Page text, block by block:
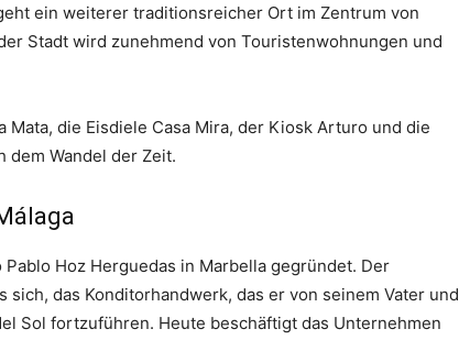
ein weiterer traditionsreicher Ort im Zentrum von
Stadt wird zunehmend von Touristenwohnungen und
Mata, die Eisdiele Casa Mira, der Kiosk Arturo und die
Wandel der Zeit.
Hoz Herguedas in Marbella gegründet. Der
das Konditorhandwerk, das er von seinem Vater und
Sol fortzuführen. Heute beschäftigt das Unternehmen